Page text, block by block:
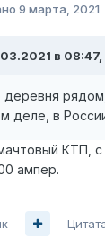
9 марта, 2021
в 08:47,
рядом,
деле, в
КТП, с
ампер.